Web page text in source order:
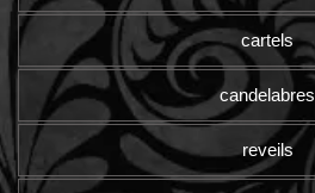
cartels
candelabres
reveils